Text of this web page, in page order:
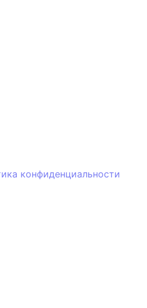
конфиденциальности